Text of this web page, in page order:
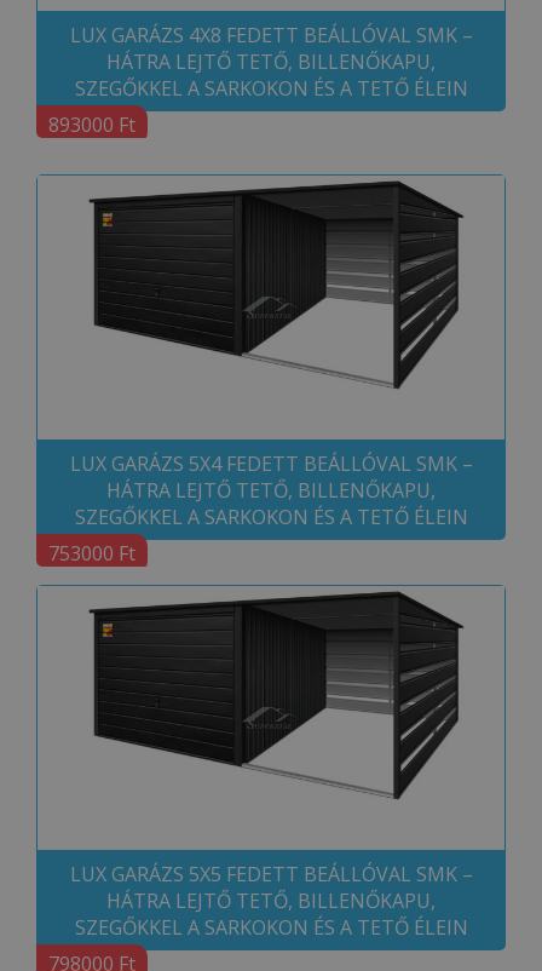
LUX GARÁZS 4X8 FEDETT BEÁLLÓVAL SMK –
HÁTRA LEJTŐ TETŐ, BILLENŐKAPU,
SZEGŐKKEL A SARKOKON ÉS A TETŐ ÉLEIN
893000 Ft
LUX GARÁZS 5X4 FEDETT BEÁLLÓVAL SMK –
HÁTRA LEJTŐ TETŐ, BILLENŐKAPU,
SZEGŐKKEL A SARKOKON ÉS A TETŐ ÉLEIN
753000 Ft
LUX GARÁZS 5X5 FEDETT BEÁLLÓVAL SMK –
HÁTRA LEJTŐ TETŐ, BILLENŐKAPU,
SZEGŐKKEL A SARKOKON ÉS A TETŐ ÉLEIN
798000 Ft